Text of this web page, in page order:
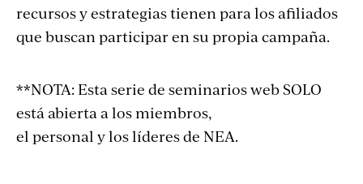
recursos y estrategias tienen para los afiliados
que buscan participar en su propia campaña.
**NOTA: Esta serie de seminarios web SOLO
está abierta a los miembros,
el personal y los líderes de NEA.